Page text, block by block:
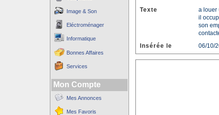
Image & Son
Eléctroménager
Informatique
Bonnes Affaires
Services
Mon Compte
Mes Annonces
Mes Favoris
Texte
a louer
il
son
Insérée le
06/10/